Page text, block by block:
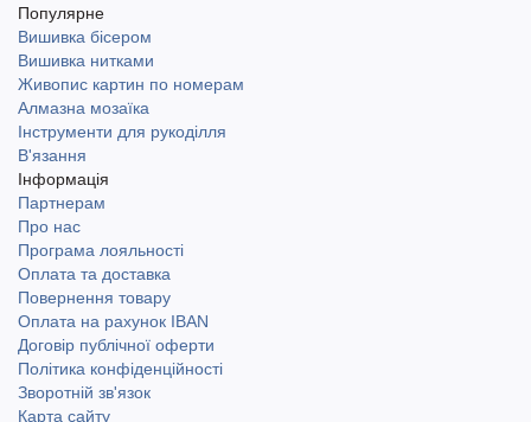
Популярне
Вишивка бісером
Вишивка нитками
Живопис картин по номерам
Алмазна мозаїка
Інструменти для рукоділля
В'язання
Інформація
Партнерам
Про нас
Програма лояльності
Оплата та доставка
Повернення товару
Оплата на рахунок IBAN
Договір публічної оферти
Політика конфіденційності
Зворотній зв'язок
Карта сайту